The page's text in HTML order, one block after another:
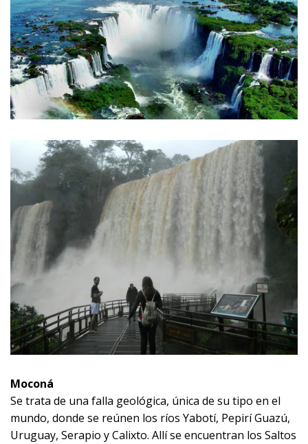
Moconá
Se trata de una falla geológica, única de su tipo en el
mundo, donde se reúnen los ríos Yabotí, Pepirí Guazú,
Uruguay, Serapio y Calixto. Allí se encuentran los Saltos